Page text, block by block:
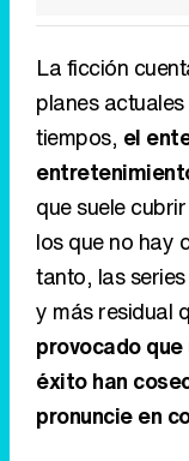
La ficción
planes
tiempos, el
que suele
los que no hay
tanto, las
y más residual
provocado
éxito han
pronuncie en